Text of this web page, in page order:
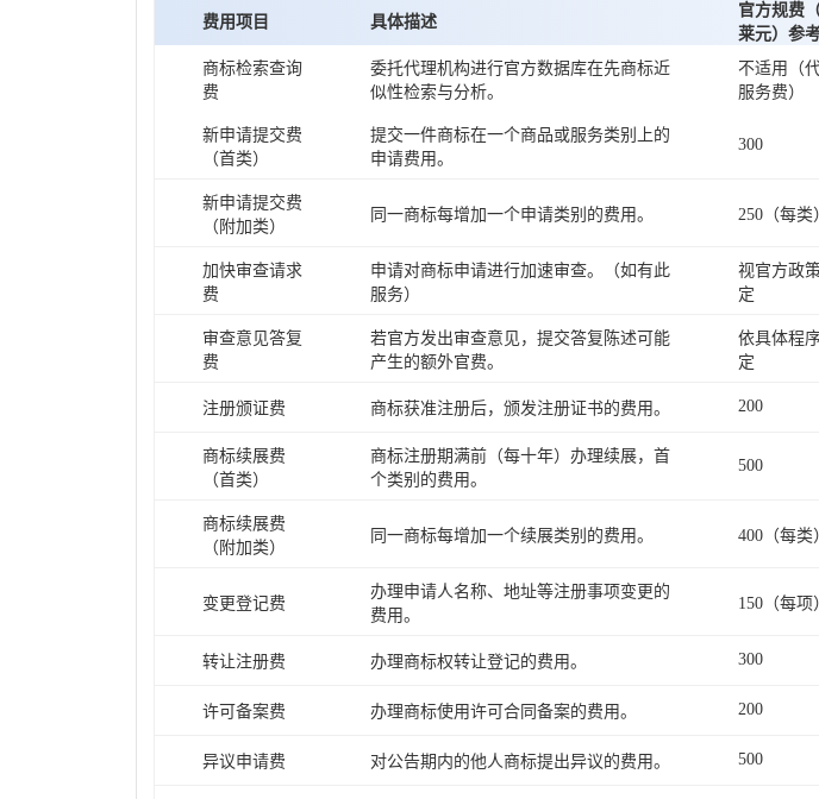
费用项目 具体描述
官方规费
莱元）参
商标检索查询
费
委托代理机构进行官方数据库在先商标近
似性检索与分析。
不适用（
服务费）
新申请提交费
（首类）
提交一件商标在一个商品或服务类别上的
申请费用。
300
新申请提交费
（附加类）
同一商标每增加一个申请类别的费用。 250（每类
加快审查请求
费
申请对商标申请进行加速审查。（如有此
服务）
视官方政
定
审查意见答复
费
若官方发出审查意见，提交答复陈述可能
产生的额外官费。
依具体程
定
注册颁证费 商标获准注册后，颁发注册证书的费用。 200
商标续展费
（首类）
商标注册期满前（每十年）办理续展，首
个类别的费用。
500
商标续展费
（附加类）
同一商标每增加一个续展类别的费用。 400（每类
变更登记费
办理申请人名称、地址等注册事项变更的
费用。
150（每项
转让注册费 办理商标权转让登记的费用。 300
许可备案费 办理商标使用许可合同备案的费用。 200
异议申请费 对公告期内的他人商标提出异议的费用。 500